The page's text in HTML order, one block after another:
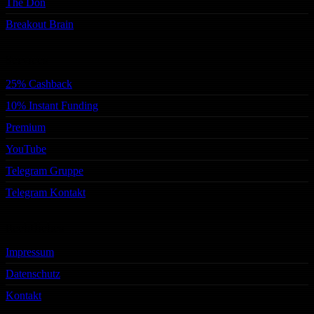
The Don
Breakout Brain
25% Cashback
10% Instant Funding
Premium
YouTube
Telegram Gruppe
Telegram Kontakt
Impressum
Datenschutz
Kontakt